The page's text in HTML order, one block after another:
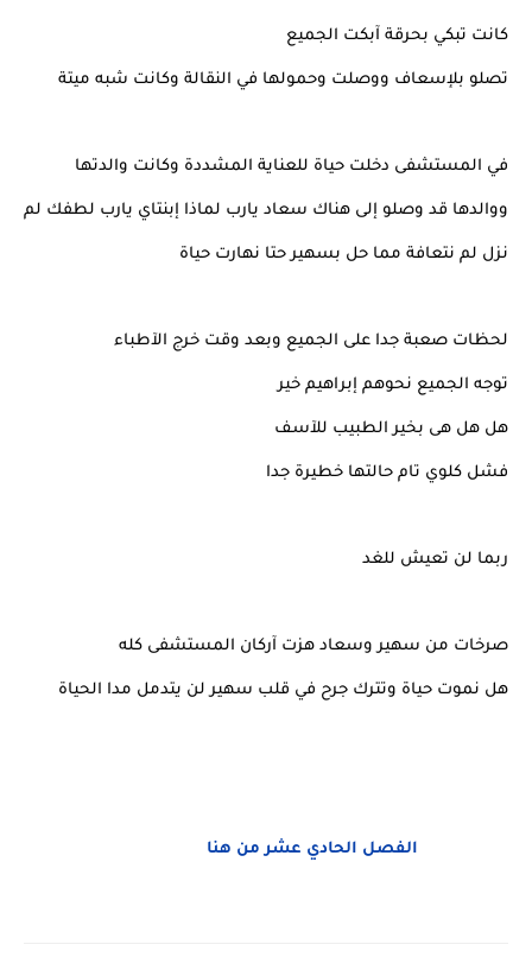
كانت تبكي بحرقة آبكت الجميع
تصلو بلإسعاف ووصلت وحمولها في النقالة وكانت شبه ميتة
في المستشفى دخلت حياة للعناية المشددة وكانت والدتها
ووالدها قد وصلو إلى هناك سعاد يارب لماذا إبنتاي يارب لطفك لم
نزل لم نتعافة مما حل بسهير حتا نهارت حياة
لحظات صعبة جدا على الجميع وبعد وقت خرج الآطباء
توجه الجميع نحوهم إبراهيم خير
هل هل هى بخير الطبيب للآسف
فشل كلوي تام حالتها خطيرة جدا
ربما لن تعيش للغد
صرخات من سهير وسعاد هزت آركان المستشفى كله
هل نموت حياة وتترك جرح في قلب سهير لن يتدمل مدا الحياة
الفصل الحادي عشر من هنا